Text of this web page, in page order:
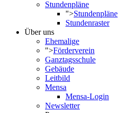
Stundenpläne
">Stundenpläne
Stundenraster
Über uns
Ehemalige
">Förderverein
Ganztagsschule
Gebäude
Leitbild
Mensa
Mensa-Login
Newsletter